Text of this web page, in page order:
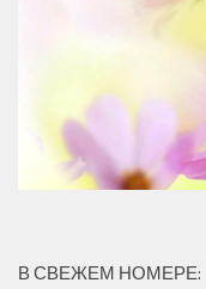
В СВЕЖЕМ НОМЕРЕ: